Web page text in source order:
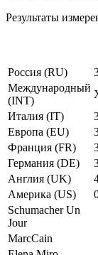
Результаты
Россия (RU)
Международный
(INT)
Италия (IT)
Европа (EU)
Франция (FR)
Германия (DE)
Англия (UK)
Америка (US)
Schumacher Un
Jour
MarcCain